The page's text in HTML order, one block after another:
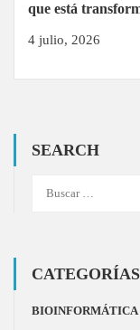
que está
4 julio, 2026
SEARCH
CATEGORÍAS
BIOINFORMÁTICA